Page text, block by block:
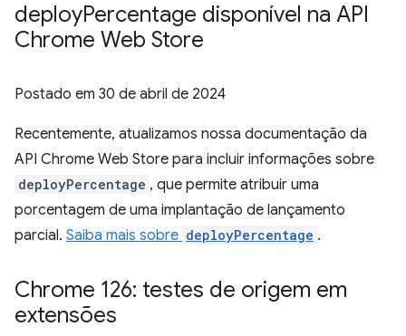
deployPercentage disponível na API
Chrome Web Store
Postado em 30 de abril de 2024
Recentemente, atualizamos nossa documentação da
API Chrome Web Store para incluir informações sobre
deployPercentage , que permite atribuir uma
porcentagem de uma implantação de lançamento
parcial. Saiba mais sobre deployPercentage .
Chrome 126: testes de origem em
extensões